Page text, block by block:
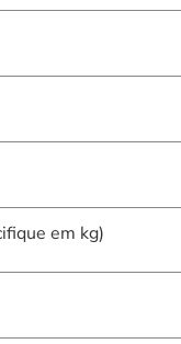
em kg)